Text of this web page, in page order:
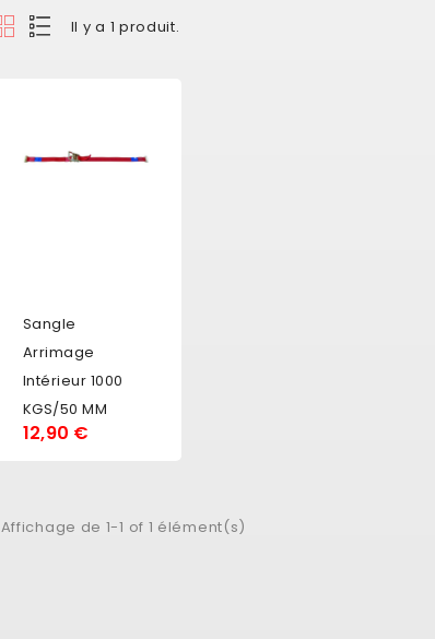
Il y a 1 produit.
Sangle
Arrimage
Intérieur 1000
KGS/50 MM
12,90 €
Affichage de 1-1 of 1 élément(s)